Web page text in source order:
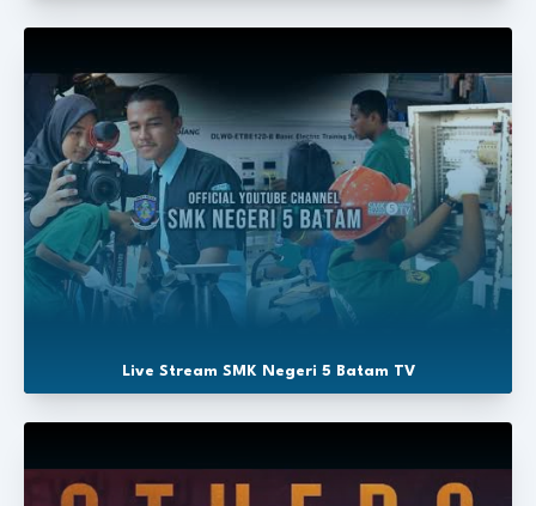
Live Stream SMK Negeri 5 Batam TV